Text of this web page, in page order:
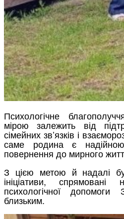
Психологічне б
мірою залежить від
сімейних зв’язків і
саме родина є
повернення до мирного
З цією метою й надалі
ініціативи,
психологічної допомоги
близьким.